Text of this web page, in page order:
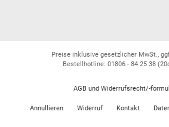
Preise inklusive gesetzlicher MwSt.,
Bestellhotline: 01806 - 84 25 38
AGB und Widerrufsrecht/-
Annullieren Widerruf Kontakt